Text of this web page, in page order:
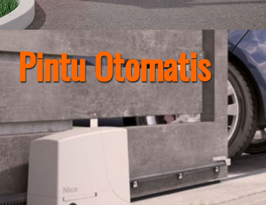
Pintu Otomatis